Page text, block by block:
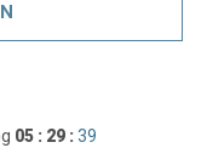
05 : 29 :38